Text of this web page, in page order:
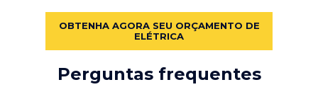
OBTENHA AGORA SEU ORÇAMENTO DE
ELÉTRICA
Perguntas frequentes